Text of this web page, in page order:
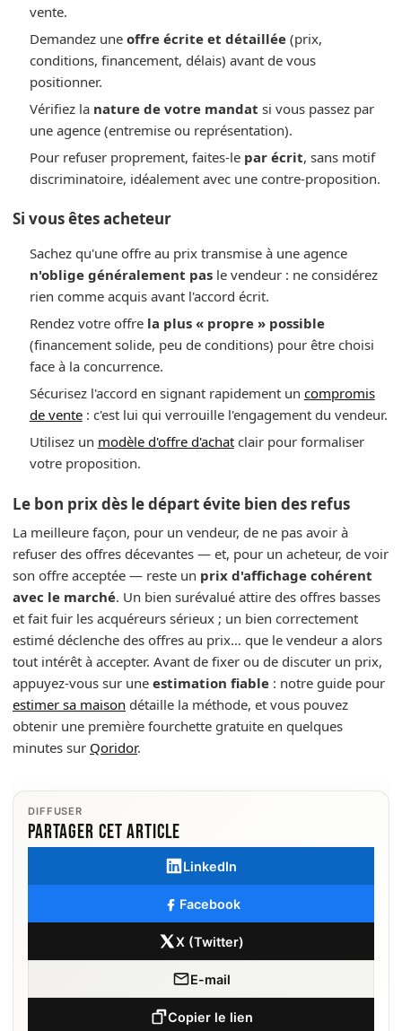
vente.
Demandez une offre écrite et détaillée(prix,
conditions, financement, délais) avant de vous
positionner.
Vérifiez la nature de votre mandat si vous passez par
une agence (entremise ou représentation).
Pour refuser proprement, faites-le par écrit, sans motif
discriminatoire, idéalement avec une contre-proposition.
Si vous êtes acheteur
Sachez qu'une offre au prix transmise à une agence
n'oblige généralement pasle vendeur : ne considérez
rien comme acquis avant l'accord écrit.
Rendez votre offre la plus « propre » possible
(financement solide, peu de conditions) pour être choisi
face à la concurrence.
Sécurisez l'accord en signant rapidement un compromis
de vente: c'est lui qui verrouille l'engagement du vendeur.
Utilisez un modèle d'offre d'achatclair pour formaliser
votre proposition.
Le bon prix dès le départ évite bien des refus
La meilleure façon, pour un vendeur, de ne pas avoir à
refuser des offres décevantes — et, pour un acheteur, de voir
son offre acceptée — reste un prix d'affichage cohérent
avec le marché. Un bien surévalué attire des offres basses
et fait fuir les acquéreurs sérieux ; un bien correctement
estimé déclenche des offres au prix… que le vendeur a alors
tout intérêt à accepter. Avant de fixer ou de discuter un prix,
appuyez-vous sur une estimation fiable : notre guide pour
estimer sa maison détaille la méthode, et vous pouvez
obtenir une première fourchette gratuite en quelques
minutes sur Qoridor.
DIFFUSER
Partager cet article
LinkedIn
Facebook
X (Twitter)
E-mail
Copier le lien